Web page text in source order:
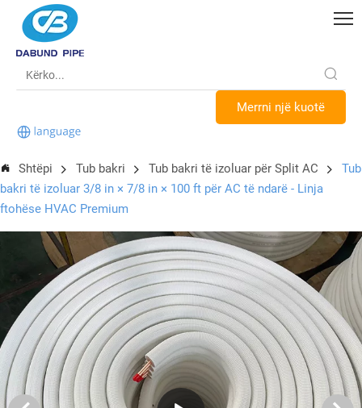
Merrni një kuotë
Shtëpi Tub bakri Tub bakri të izoluar për Split AC
Tub
bakri të izoluar 3/8 in × 7/8 in × 100 ft për AC të ndarë - Linja
ftohëse HVAC Premium